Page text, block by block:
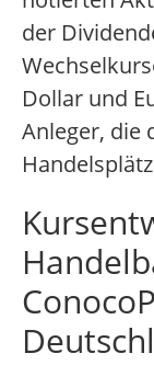
der
Dollar und
Anleger, die